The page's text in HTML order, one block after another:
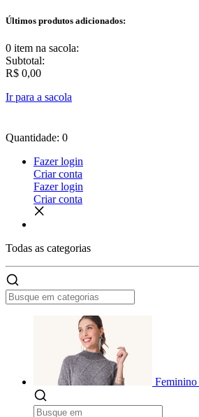
Últimos produtos adicionados:
0 item na sacola:
Subtotal:
R$ 0,00
Ir para a sacola
Quantidade: 0
Fazer login
Criar conta
Fazer login
Criar conta
Todas as categorias
Feminino